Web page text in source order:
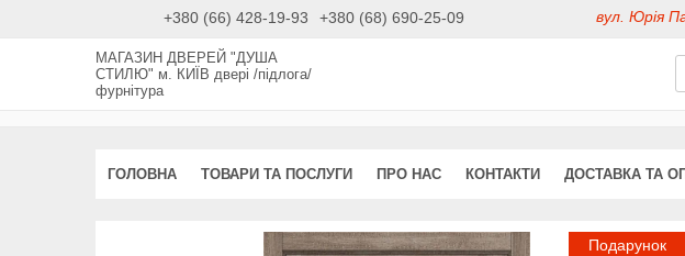
+380 (66) 428-19-93 +380 (68) 690-25-09 вул. Юрія
МАГАЗИН ДВЕРЕЙ "ДУША
СТИЛЮ" м. КИЇВ двері /підлога/
фурнітура
ГОЛОВНА ТОВАРИ ТА ПОСЛУГИ ПРО НАС КОНТАКТИ ДОСТАВКА ТА
Подарунок